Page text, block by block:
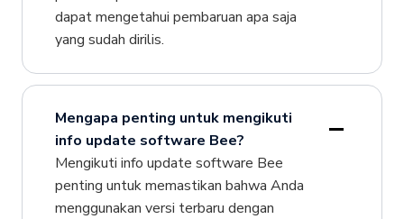
dapat mengetahui pembaruan apa saja
yang sudah dirilis.
Mengapa penting untuk mengikuti
info update software Bee?
Mengikuti info update software Bee
penting untuk memastikan bahwa Anda
menggunakan versi terbaru dengan